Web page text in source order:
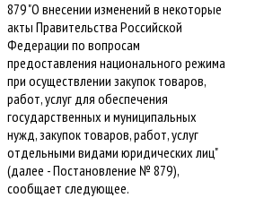
879 "О внесении изменений в некоторые
акты Правительства Российской
Федерации по вопросам
предоставления национального режима
при осуществлении закупок товаров,
работ, услуг для обеспечения
государственных и муниципальных
нужд, закупок товаров, работ, услуг
отдельными видами юридических лиц"
(далее - Постановление № 879),
сообщает следующее.